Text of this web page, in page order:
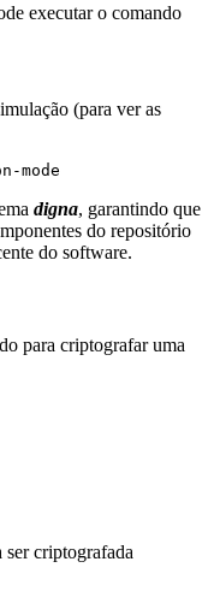
executar o comando
(para ver as
digna, garantindo que
do repositório
do software.
para criptografar uma
ser criptografada